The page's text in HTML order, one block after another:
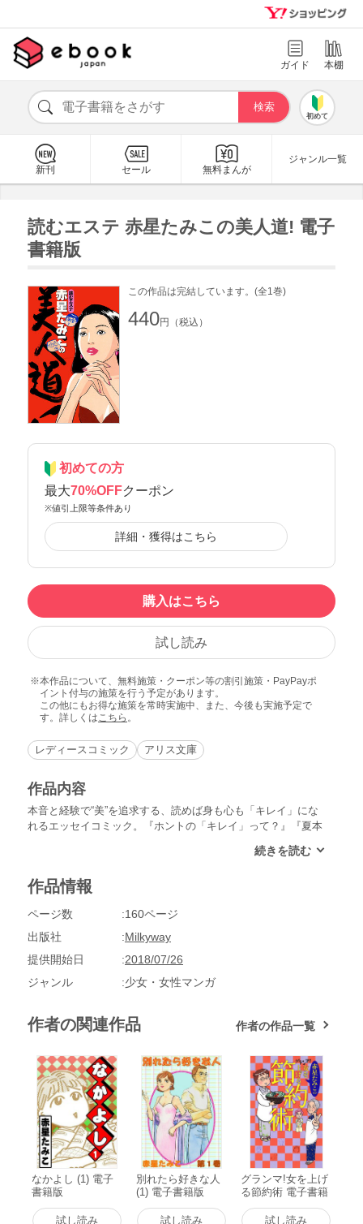
ガイド 本棚
初めて
新刊 セール 無料まんが
ジャンル一覧
読むエステ 赤星たみこの美人道! 電子
書籍版
この作品は完結しています。(全1巻)
440円（税込）
初めての方
最大70%OFFクーポン
※値引上限等条件あり
詳細・獲得はこちら
購入はこちら
試し読み
本作品について、無料施策・クーポン等の割引施策・PayPayポ
イント付与の施策を行う予定があります。
この他にもお得な施策を常時実施中、また、今後も実施予定で
す。詳しくはこちら 。
レディースコミック アリス文庫
作品内容
本音と経験で“美”を追求する、読めば身も心も「キレイ」にな
れるエッセイコミック。『ホントの「キレイ」って？』『夏本
『心にいつも友だちを』『コンプレックスでもっとキレイ
タンエステ』『ダイエットは健康第一』等、色々なレッスンが
作品情報
ページ数
160ページ
出版社
Milkyway
提供開始日
2018/07/26
ジャンル
少女・女性マンガ
作者の関連作品 作者の作品一覧
なかよし (1) 電子
書籍版
試し読み
別れたら好きな人
(1) 電子書籍版
試し読み
グランマ!女を上げ
る節約術 電子書籍
試し読み